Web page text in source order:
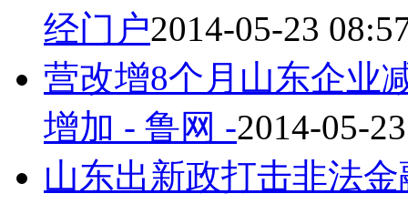
经门户2014-05-23
营改增8个月山东企业
增加 - 鲁网 -2014-05-
山东出新政打击非法